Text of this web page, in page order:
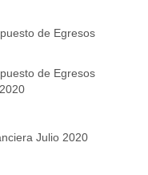
de Egresos
de Egresos
Julio 2020